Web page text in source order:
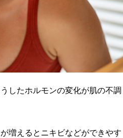
したホルモンの変化が肌の不調
増えるとニキビなどができやす